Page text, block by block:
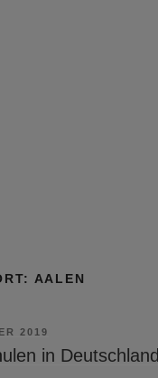
AALEN
2019
in Deutschland